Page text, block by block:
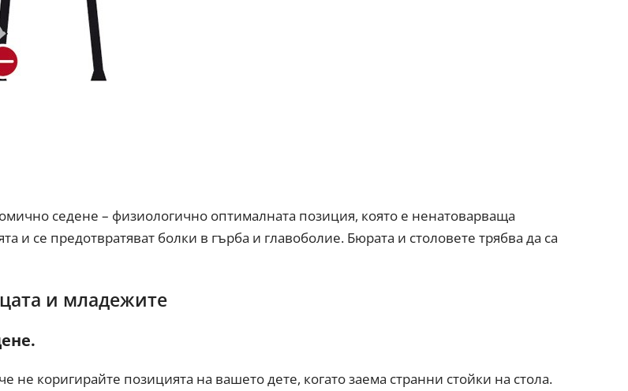
седене – физиологично оптималната позиция, която е ненатоварваща
и се предотвратяват болки в гърба и главоболие. Бюрата и столовете трябва да са
и младежите
не коригирайте позицията на вашето дете, когато заема странни стойки на стола.